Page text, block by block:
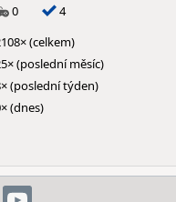
0
4
(celkem)
(poslední měsíc)
(poslední týden)
(dnes)